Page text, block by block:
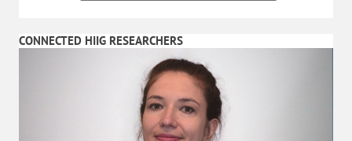
CONNECTED HIIG RESEARCHERS